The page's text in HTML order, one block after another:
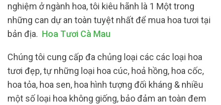
nghiệm ở ngành hoa, tôi kiêu hãnh là 1 Một trong
những can dự an toàn tuyệt nhất để mua hoa tươi tại
bản địa. Hoa Tươi Cà Mau
Chúng tôi cung cấp đa chủng loại các các loại hoa
tươi đẹp, tự những loại hoa cúc, hoả hồng, hoa cốc,
hoa tỏa, hoa sen, hoa hình tượng đối kháng & nhiều
một số loại hoa không giống, bảo đảm an toàn đem